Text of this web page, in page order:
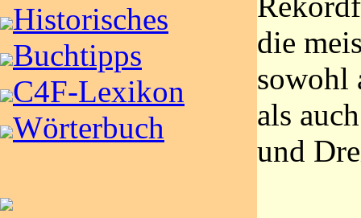
Historisches
Buchtipps
C4F-Lexikon
Wörterbuch
die
sowohl
als
und